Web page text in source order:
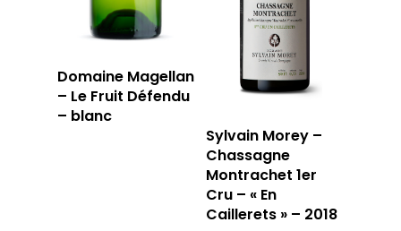
Domaine Magellan
– Le Fruit Défendu
– blanc
Sylvain Morey –
Chassagne
Montrachet 1er
Cru – « En
Caillerets » – 2018